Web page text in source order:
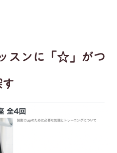
スンに「☆」がつ